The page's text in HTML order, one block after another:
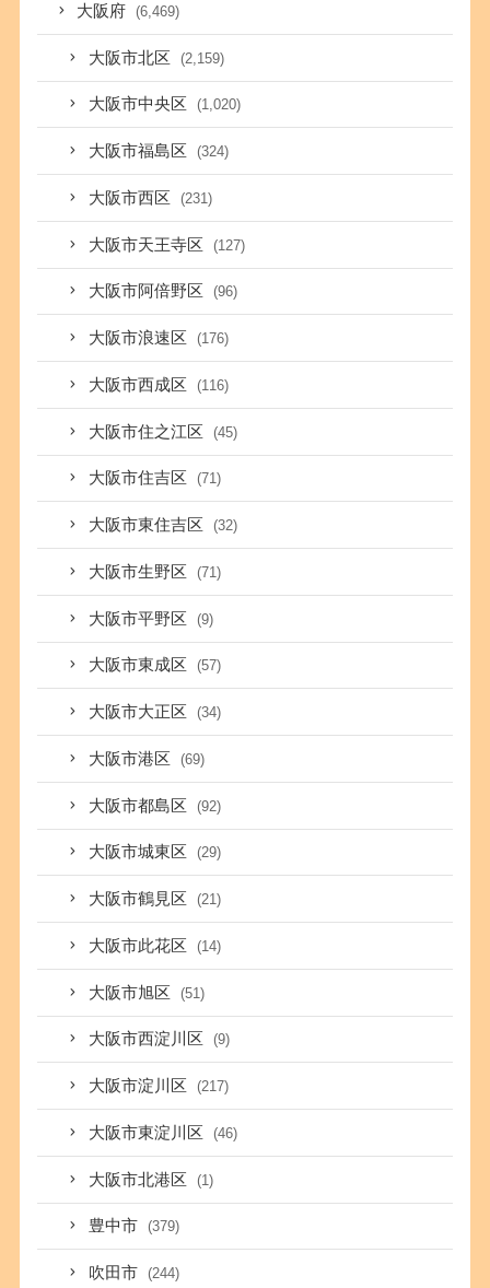
大阪府 (6,469)
大阪市北区 (2,159)
大阪市中央区 (1,020)
大阪市福島区 (324)
大阪市西区 (231)
大阪市天王寺区 (127)
大阪市阿倍野区 (96)
大阪市浪速区 (176)
大阪市西成区 (116)
大阪市住之江区 (45)
大阪市住吉区 (71)
大阪市東住吉区 (32)
大阪市生野区 (71)
大阪市平野区 (9)
大阪市東成区 (57)
大阪市大正区 (34)
大阪市港区 (69)
大阪市都島区 (92)
大阪市城東区 (29)
大阪市鶴見区 (21)
大阪市此花区 (14)
大阪市旭区 (51)
大阪市西淀川区 (9)
大阪市淀川区 (217)
大阪市東淀川区 (46)
大阪市北港区 (1)
豊中市 (379)
吹田市 (244)